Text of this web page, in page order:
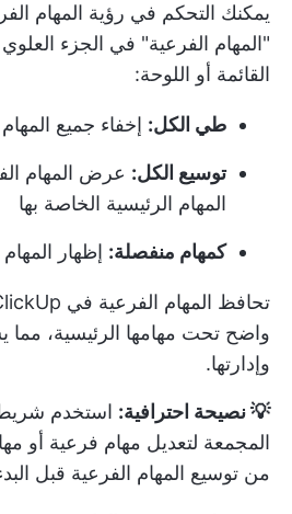
يمكنك التحكم في رؤية المهام
"المهام الفرعية" في الجزء
القائمة أو اللوحة:
طي الكل: إخفاء جميع
توسيع الكل: عرض المهام
المهام الرئيسية الخاصة بها
كمهام منفصلة: إظهار
واضح تحت مهامها الرئيسية، مما
وإدارتها.
💡 نصيحة احترافية: استخدم شريط
المجمعة لتعديل مهام فرعية أو
من توسيع المهام الفرعية قبل